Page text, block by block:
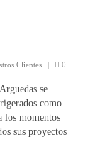
Clientes | 0
se
como
los momentos
sus proyectos